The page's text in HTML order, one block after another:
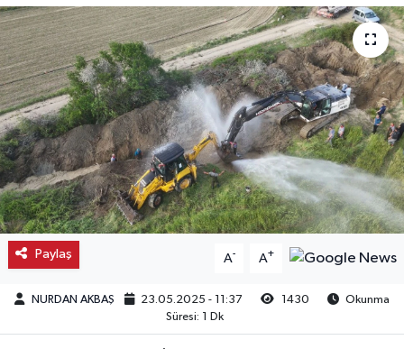
Paylaş A- A+
NURDAN AKBAŞ 23.05.2025 - 11:37 1430
Okunma
Süresi: 1 Dk
İskilip
Kargı
Laçin
Mecitözü
Oğuzlar
Haber Arşivi